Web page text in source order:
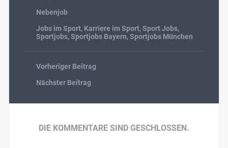
Nebenjob
Jobs im Sport, Karriere im Sport,Sport Jobs,
Sportjobs,Sportjobs Bayern,Sportjobs München
Vorheriger Beitrag
Nächster Beitrag
DIE KOMMENTARE SIND GESCHLOSSEN.